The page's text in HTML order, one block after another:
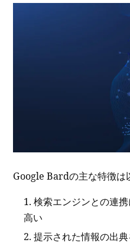
Google Bardの主な特徴は
検索エンジンとの連
高い
提示された情報の出